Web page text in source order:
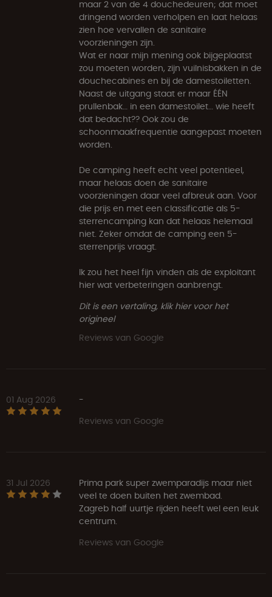
maar 2 van de 4 douchedeuren; dat moet
dringend worden verholpen en laat helaas
zien hoe vervallen de sanitaire
voorzieningen zijn.
Wat er naar mijn mening ook bijgeplaatst
zou moeten worden, zijn vuilnisbakken in de
douchecabines en bij de damestoiletten.
Naast de uitgang staat er maar ÉÉN
prullenbak… in een damestoilet… wie heeft
dat bedacht?? Ook zou de
schoonmaakfrequentie aangepast moeten
worden.
De camping heeft echt veel potentieel,
maar helaas doen de sanitaire
voorzieningen daar veel afbreuk aan. Voor
die prijs en met een classificatie als 5-
sterrencamping kan dat helaas helemaal
niet. Zeker omdat de camping een 5-
sterrenprijs vraagt.
Ik zou het heel fijn vinden als de exploitant
hier wat verbeteringen aanbrengt.
Dit is een vertaling, klik hier voor het
origineel
Reviews van Google
01 Aug 2026
-
Reviews van Google
31 Jul 2026
Prima park super zwemparadijs maar niet
veel te doen buiten het zwembad.
Zagreb half uurtje rijden heeft wel een leuk
centrum.
Reviews van Google